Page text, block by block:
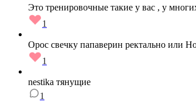
Это тренировочные такие у вас , у
1
Орос свечку папаверин ректально или
1
nestika тянущие
1